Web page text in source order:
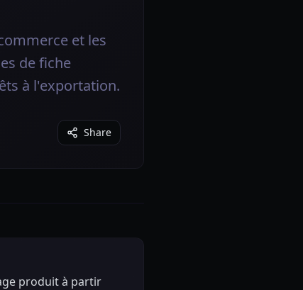
et les
de fiche
à l'exportation.
Share
produit à partir